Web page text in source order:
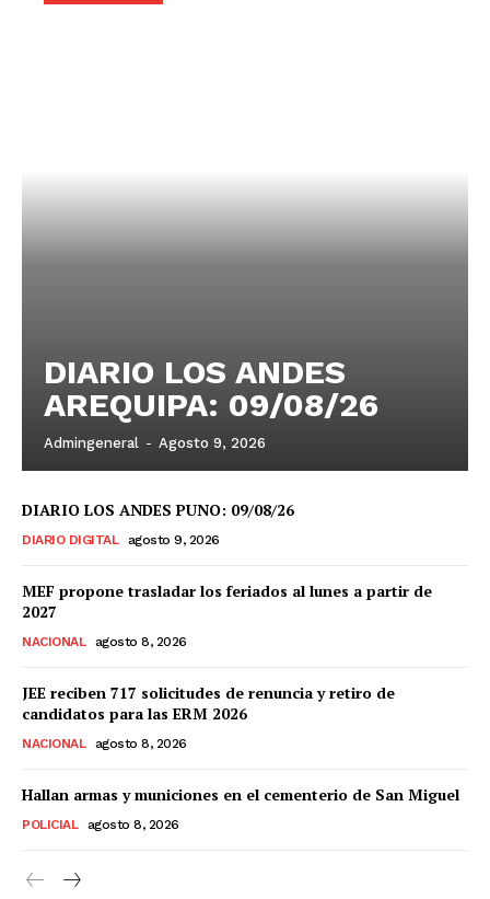
DIARIO LOS ANDES
AREQUIPA: 09/08/26
Admingeneral - Agosto 9, 2026
DIARIO LOS ANDES PUNO: 09/08/26
DIARIO DIGITAL agosto 9, 2026
MEF propone trasladar los feriados al lunes a partir de
2027
NACIONAL agosto 8, 2026
JEE reciben 717 solicitudes de renuncia y retiro de
candidatos para las ERM 2026
NACIONAL agosto 8, 2026
Hallan armas y municiones en el cementerio de San Miguel
POLICIAL agosto 8, 2026